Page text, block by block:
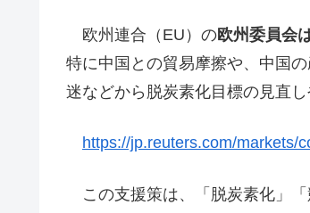
欧州連合（EU）の欧州委員会
特に中国との貿易摩擦や、中国
迷などから脱炭素化目標の見直
https://jp.reuters.com/markets/
この支援策は、「脱炭素化」「